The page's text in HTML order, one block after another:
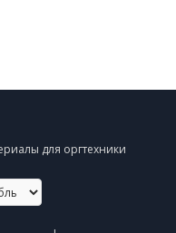
для оргтехники